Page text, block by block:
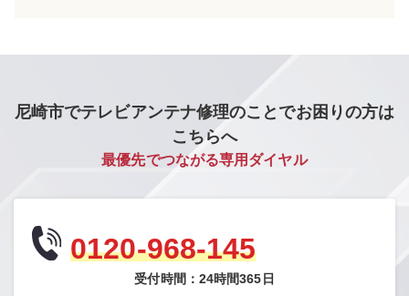
尼崎市でテレビアンテナ修理のことでお困りの方は
こちらへ
最優先でつながる専用ダイヤル
0120-968-145
受付時間：24時間365日